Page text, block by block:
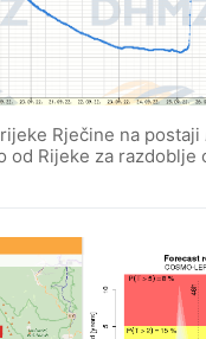
Rječine na postaji
od Rijeke za razdoblje